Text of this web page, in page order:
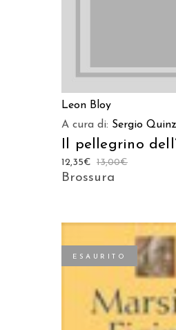
Leon Bloy
A cura di: Sergio
Il pellegrino
13,00€
12,35€
Brossura
ESAURITO